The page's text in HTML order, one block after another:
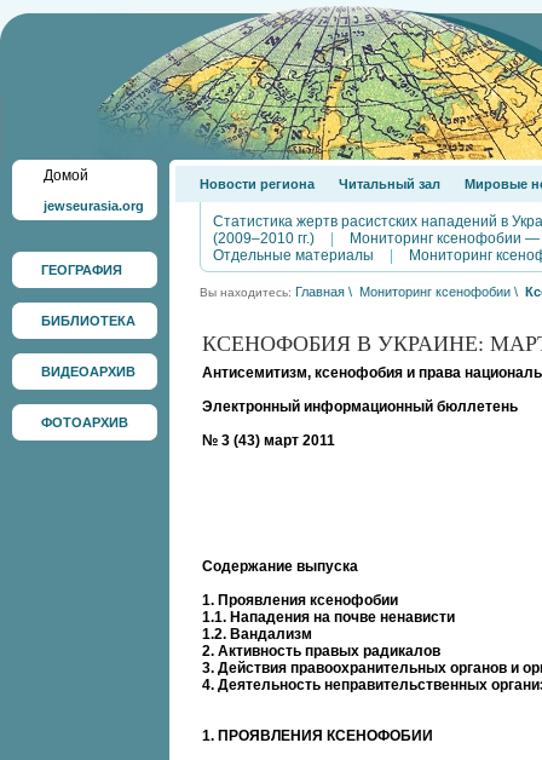
Домой
jewseurasia.org
ГЕОГРАФИЯ
БИБЛИОТЕКА
ВИДЕОАРХИВ
ФОТОАРХИВ
Новости региона Читальный зал Мировые
Статистика жертв расистских нападений в
(2009–2010 гг.)
Мониторинг ксенофобии —
Отдельные материалы
Мониторинг
Вы находитесь: Главная \ Мониторинг ксенофобии \
КСЕНОФОБИЯ В УКРАИНЕ: МАРТ
Антисемитизм, ксенофобия и права
Электронный информационный бюллетень
№ 3 (43) март 2011
Содержание выпуска
1. Проявления ксенофобии
1.1. Нападения на почве ненависти
1.2. Вандализм
2. Активность правых радикалов
3. Действия правоохранительных органов и
4. Деятельность неправительственных
1. ПРОЯВЛЕНИЯ КСЕНОФОБИИ